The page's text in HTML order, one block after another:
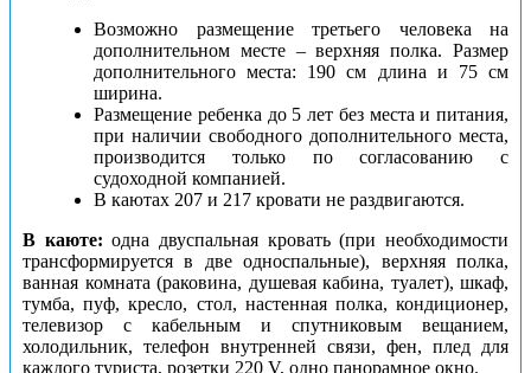
Возможно размещение третьего человека на
дополнительном месте – верхняя полка. Размер
дополнительного места: 190 см длина и 75 см
ширина.
Размещение ребенка до 5 лет без места и питания,
при наличии свободного дополнительного места,
производится только по согласованию с
судоходной компанией.
В каютах 207 и 217 кровати не раздвигаются.
В каюте: одна двуспальная кровать (при необходимости
трансформируется в две односпальные), верхняя полка,
ванная комната (раковина, душевая кабина, туалет), шкаф,
тумба, пуф, кресло, стол, настенная полка, кондиционер,
телевизор с кабельным и спутниковым вещанием,
холодильник, телефон внутренней связи, фен, плед для
каждого туриста, розетки 220 V, одно панорамное окно.